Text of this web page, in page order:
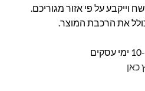
את הרכבת המוצר.
כאן